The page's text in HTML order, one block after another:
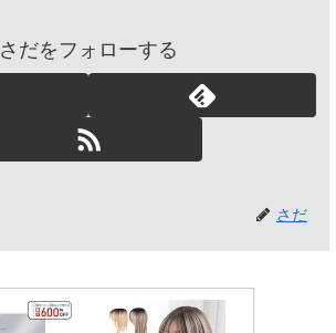
さだをフォローする
さだ